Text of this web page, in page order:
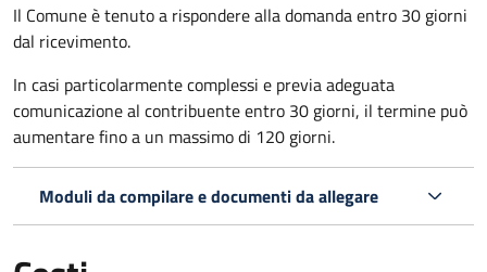
Il Comune è tenuto a rispondere alla domanda entro 30 giorni
dal ricevimento.
In casi particolarmente complessi e previa adeguata
comunicazione al contribuente entro 30 giorni, il termine può
aumentare fino a un massimo di 120 giorni.
Moduli da compilare e documenti da allegare